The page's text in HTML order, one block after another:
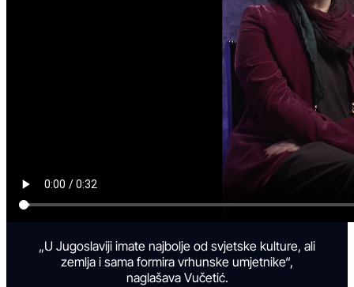
„U Jugoslaviji imate najbolje od svjetske kulture, ali
zemlja i sama formira vrhunske umjetnike“,
naglašava Vučetić.